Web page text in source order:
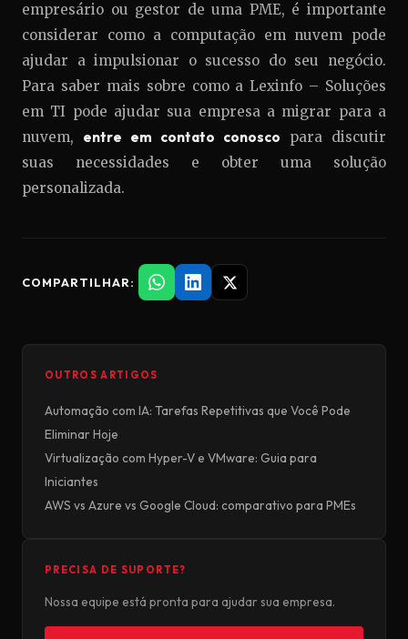
empresário ou gestor de uma PME, é importante
considerar como a computação em nuvem pode
ajudar a impulsionar o sucesso do seu negócio.
Para saber mais sobre como a Lexinfo – Soluções
em TI pode ajudar sua empresa a migrar para a
nuvem, entre em contato conosco para discutir
suas necessidades e obter uma solução
personalizada.
COMPARTILHAR:
OUTROS ARTIGOS
Automação com IA: Tarefas Repetitivas que Você Pode
Eliminar Hoje
Virtualização com Hyper-V e VMware: Guia para
Iniciantes
AWS vs Azure vs Google Cloud: comparativo para PMEs
PRECISA DE SUPORTE?
Nossa equipe está pronta para ajudar sua empresa.